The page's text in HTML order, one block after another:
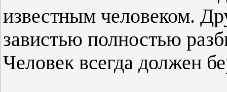
известным человеком.
завистью полностью
Человек всегда должен